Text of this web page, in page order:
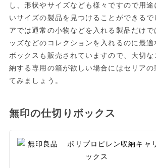
し、形状やサイズなども様々ですので用
いサイズの製品を見つけることができるで
アでは通常の小物などを入れる製品だけ
ッズなどのコレクションを入れるのに最適
ボックスも販売されていますので、大切な
納する専用の箱が欲しい場合にはセリアの
てみましょう。
無印の仕切りボックス